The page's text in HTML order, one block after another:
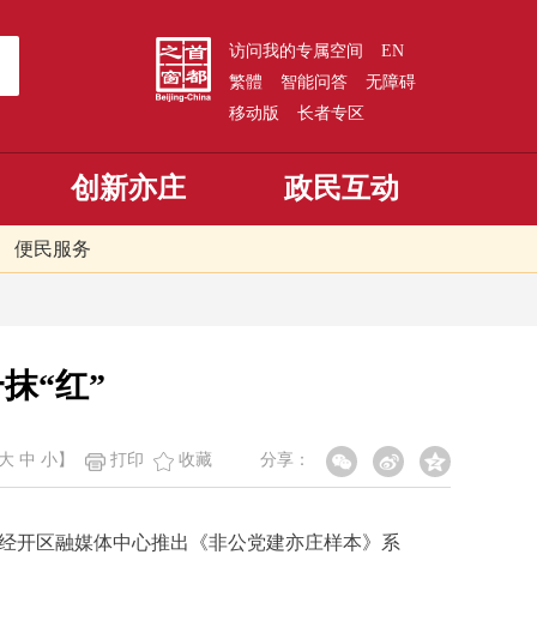
访问我的专属空间
EN
繁體
智能问答
无障碍
移动版
长者专区
便民服务
创新亦庄 政民互动
“红”
分享：
中 小 】 打印 收藏
区融媒体中心推出《非公党建亦庄样本》系